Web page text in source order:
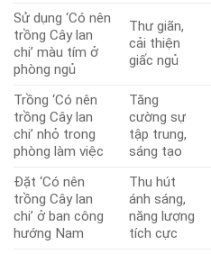
Sử dụng ‘Có nên
trồng Cây lan
chi’ màu tím ở
phòng ngủ
Thư giãn,
cải thiện
giấc ngủ
Trồng ‘Có nên
trồng Cây lan
chi’ nhỏ trong
phòng làm việc
Tăng
cường sự
tập trung,
sáng tạo
Đặt ‘Có nên
trồng Cây lan
chi’ ở ban công
hướng Nam
Thu hút
ánh sáng,
năng lượng
tích cực